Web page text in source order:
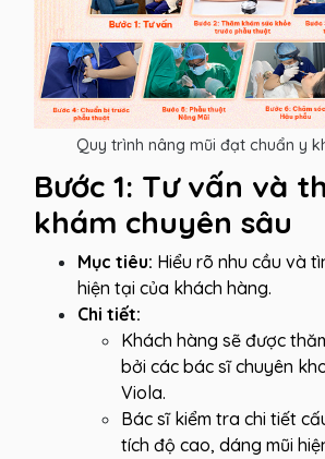
Quy trình nâng mũi đạt chuẩn y
Bước 1: Tư vấn và
khám chuyên sâu
Mục tiêu: Hiểu rõ nhu cầu và
hiện tại của khách hàng.
Chi tiết:
Khách hàng sẽ được
bởi các bác sĩ chuyên
Viola.
Bác sĩ kiểm tra chi tiết
tích độ cao, dáng mũi